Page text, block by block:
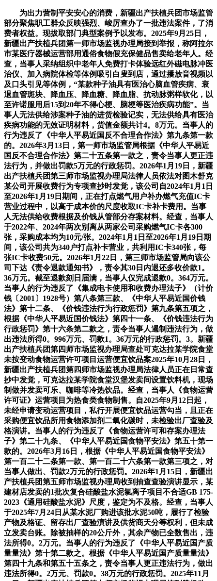
为出力营制平安安心的消费，新疆出产扶植兵团市场监管
部分聚焦职工群众反映强烈、峻厉查办了一批违法案件，了消
费者权益。现拔取部门典型案例予以发布。2025年9月25日，
新疆出产扶植兵团第一师市场监视办理局接到举报，称阿拉尔
市某医疗器械运营部用通俗食物假充保健品售卖给老年人。经
查，当事人采纳组织中老年人免费打卡体验远红外磁电脉冲医
治仪、加入病院体检等体例吸引白叟到店，通过播放音视频以
及口头引见等体例，“某款种子油具有医治心脑血管疾病、衰
退血管斑块、降血压、降血糖、降血脂、抗动脉粥样软化，以
至许诺服用后15到20年不得心梗、脑梗等医治疾病功能”。当
事人无法供给涉案种子油的进货检验记实，无法供给具有医治
疾病功能的无效证明材料，货值金额共计4。8万元。当事人的
行为违反了《中华人平易近国反不合理合作法》第九条第一款
的。2026年3月13日，第一师市场监管局根据《中华人平易近
国反不合理合作法》第二十五条第一款之，责令当事人更正违
法行为，并做出罚款5万元的行政惩罚。2026年1月19日，新疆
出产扶植兵团第三师市场监视办理局法律人员依法对图木舒克
某公司开展收费行为专项查抄时发觉，该公司自2024年1月1日
至2026年1月19日期间，正在打点燃气用户补办燃气充值IC卡
营业过程中，以高于成本价的尺度收取IC卡补卡费用。当事
人无法供给收费根据及价钱从管部分存案材料。经查，当事人
于2022年、2024年两次别离从两家公司采购燃气IC卡各300
张，采购成本均为10元/张。2024年1月1日至2026年1月19日期
间，该公司共为340户打点补卡营业，共利用IC卡340张，每
张IC卡收费50元。2026年1月22日，第三师市场监管局向该公
司下达《责令退款通知书》，责令其30日内退还多收价款1。
36万元。截至退款刻日届满，当事人仅完成退款0。364万元。
当事人的行为违反了《集成电卡使用和收费办理法子》（计价
钱〔2001〕1928号）第八条第三款、《中华人平易近国价钱
法》第十二条、《价钱违法行为行政惩罚》第九条第五项之，
根据《中华人平易近国价钱法》第四十一条、《价钱违法行为
行政惩罚》第十六条第二款之，责令当事人遏制违法行为，做
出违法所得0。996万元、罚款1。36万元的行政惩罚。3。新疆
出产扶植兵团第四师市场监视办理局查处可克达拉某学院食堂
未按变动食物运营许可项目运营便宜饮品案2025年10月28日，
新疆出产扶植兵团第四师市场监视办理局法律人员正在日常查
抄中发觉，可克达拉某学院食堂汉堡发卖间设置饮料机，现场
制做并发卖可乐、咖啡等冷热饮品。经查，当事人《食物运营
许可证》运营项目为热食类食物制售。自2025年9月12日起，
未经申请变动运营项目，私行开展便宜饮品运营勾当，且正在
采购便宜饮品所用食物添加剂二氧化碳时，未检验出厂查验及
格演讲。当事人的行为违反了《食物运营许可和存案办理法
子》第二十九条、《中华人平易近国食物平安法》第五十第一
款的。2026年3月16日，根据《中华人平易近国食物平安法》
第一百二十二条第一款、第一百二十六条第一款第三项之，对
当事人做出、罚款2万元的行政惩罚。2026年1月15日，新疆出
产扶植兵团第五师市场监视办理局收到抽查查验演讲显示，某
建材店发卖的1批次复合硅酸盐水泥氯离子项目不合适GB 175-
2023《通用硅酸盐水泥》尺度，鉴定为不及格。经查，当事人
于2025年7月24日从某水泥厂购进该批水泥50吨，履行了检验
产物及格证、留存出厂查验演讲及供货商天分等权利，但未成
立发卖台账。除被抽样的20公斤外，其余产物已全数售出，违
法所得0。2万元。当事人的行为违反了《中华人平易近国产质
量量法》第十第二款之。根据《中华人平易近国产质量量法》
第四十九条和第五十五条之，责令当事人更正违法行为，做出
违法所得0。2万元、罚款0。38万元的行政惩罚。2025年11月